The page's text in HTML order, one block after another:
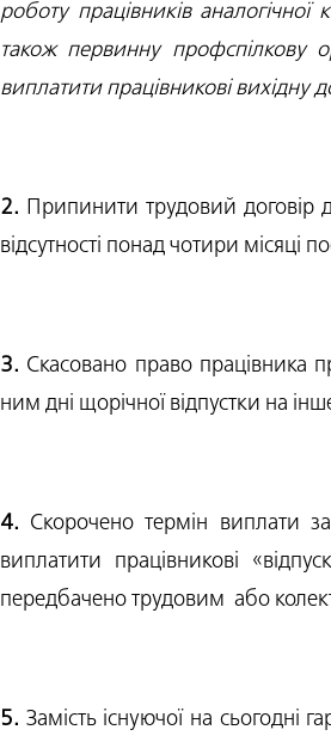
роботу працівників
також первинну профспілкову
виплатити працівникові вихідну
2. Припинити трудовий договір
відсутності понад чотири місяці
3. Скасовано право працівника
ним дні щорічної відпустки на
4. Скорочено термін виплати
виплатити працівникові
передбачено трудовим або
5. Замість існуючої на сьогодні